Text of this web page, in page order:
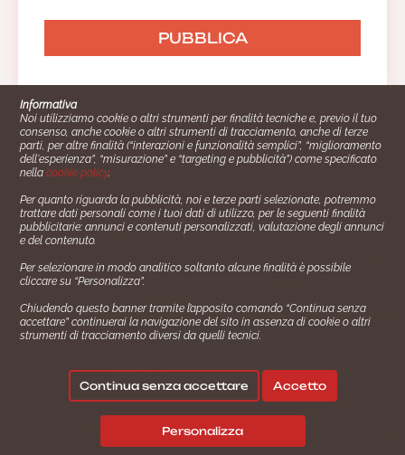
Cucinare.it è un marchio commerciale di Impiego24.it s.r.l.
copyright 2014 - 2024 P.IVA: 03406490130
Azienda certiﬁcata ISO 27001 numero: SNR 73140386/89/I
- Azienda certiﬁcata ISO 9001 numero: SNR
Gestione consensi e categorie merceologiche marketing
Seguici su:
Termini e Condizioni
Informativa
Noi utilizziamo cookie o altri strumenti per finalità tecniche e, previo il tuo
consenso, anche cookie o altri strumenti di tracciamento, anche di terze
parti, per altre finalità (“interazioni e funzionalità semplici”, “miglioramento
dell'esperienza”, “misurazione” e “targeting e pubblicità”) come specificato
nellacookie policy.
Per quanto riguarda la pubblicità, noi e terze parti selezionate, potremmo
trattare dati personali come i tuoi dati di utilizzo, per le seguenti finalità
pubblicitarie: annunci e contenuti personalizzati, valutazione degli annunci
e del contenuto.
Per selezionare in modo analitico soltanto alcune finalità è possibile
cliccare su “Personalizza”.
Chiudendo questo banner tramite l’apposito comando “Continua senza
accettare” continuerai la navigazione del sito in assenza di cookie o altri
strumenti di tracciamento diversi da quelli tecnici.
Personalizza
Continua senza accettare Accetto